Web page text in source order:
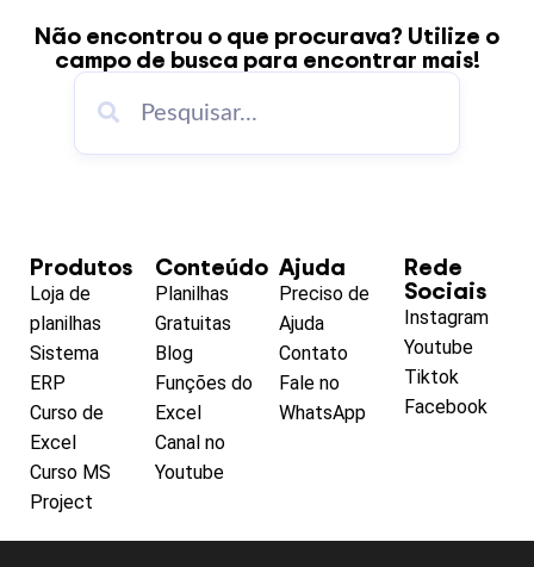
Não encontrou o que procurava? Utilize o
campo de busca para encontrar mais!
Produtos
Loja de
planilhas
Sistema
ERP
Curso de
Excel
Curso MS
Project
Conteúdo
Planilhas
Gratuitas
Blog
Funções do
Excel
Canal no
Youtube
Ajuda
Preciso de
Ajuda
Contato
Fale no
WhatsApp
Rede
Sociais
Instagram
Youtube
Tiktok
Facebook